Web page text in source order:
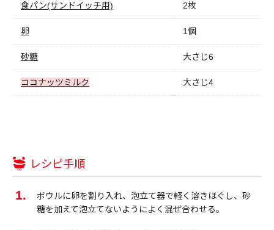
食パン(サンドイッチ用) 2枚
卵 1個
砂糖 大さじ6
ココナッツミルク 大さじ4
レシピ手順
ボウルに卵を割り入れ、泡立て器で軽く溶きほぐし、砂
糖を加えて泡立てないようによく混ぜ合わせる。